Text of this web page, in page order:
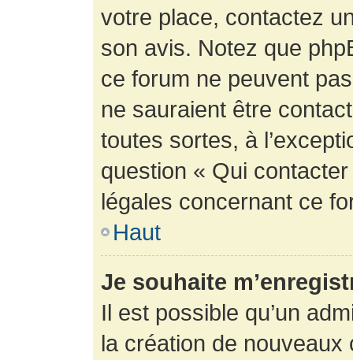
votre place, contactez
son avis. Notez que
ce forum ne peuvent
ne sauraient être
toutes sortes, à
question « Qui
légales concernant ce
Haut
Je souhaite
Il est possible qu’un
la création de